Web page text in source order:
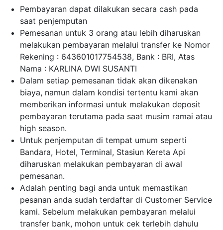
Pembayaran dapat dilakukan secara cash pada
saat penjemputan
Pemesanan untuk 3 orang atau lebih diharuskan
melakukan pembayaran melalui transfer ke Nomor
Rekening : 643601017754538, Bank : BRI, Atas
Nama : KARLINA DWI SUSANTI
Dalam setiap pemesanan tidak akan dikenakan
biaya, namun dalam kondisi tertentu kami akan
memberikan informasi untuk melakukan deposit
pembayaran terutama pada saat musim ramai atau
high season.
Untuk penjemputan di tempat umum seperti
Bandara, Hotel, Terminal, Stasiun Kereta Api
diharuskan melakukan pembayaran di awal
pemesanan.
Adalah penting bagi anda untuk memastikan
pesanan anda sudah terdaftar di Customer Service
kami. Sebelum melakukan pembayaran melalui
transfer bank, mohon untuk cek terlebih dahulu